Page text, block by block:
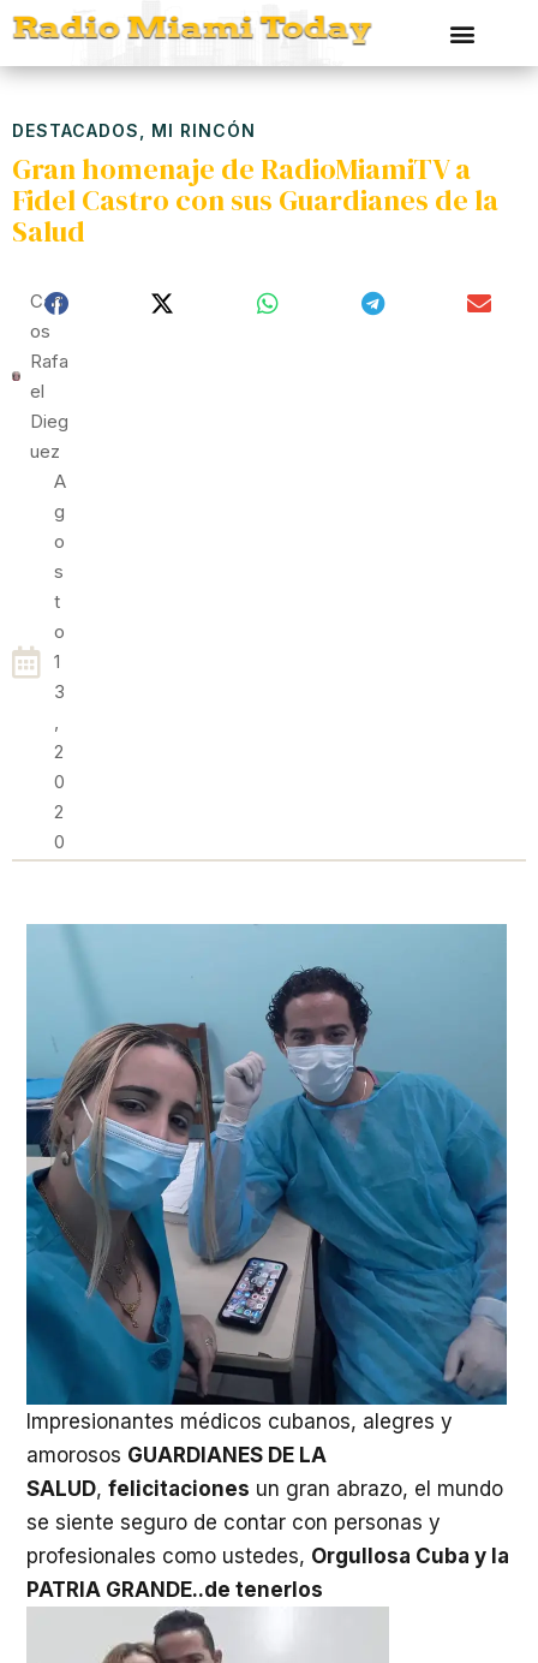
DESTACADOS MI RINCÓN
Gran homenaje de RadioMiamiTV a
Fidel Castro con sus Guardianes de la
Salud
Carl
Os
Rafa
El
Dieg
Uez
A
G
O
S
T
O
1
3
,
2
0
2
0
Impresionantes médicos cubanos, alegres y
amorosos GUARDIANES DE LA
SALUD, felicitaciones un gran abrazo, el mundo
se siente seguro de contar con personas y
profesionales como ustedes, Orgullosa Cuba y la
PATRIA GRANDE..de tenerlos